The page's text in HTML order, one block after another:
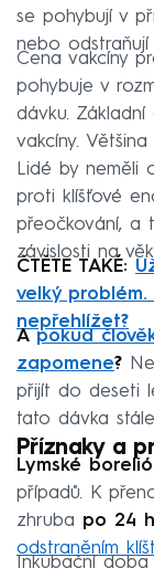
se pohybují v
nebo odstraňují
Cena vakcíny
pohybuje v
dávku.
vakcíny.
Lidé by neměli
proti klíšťové
přeočkování, a
závislosti na
ČTĚTE TAKÉ:
velký
nepřehlížet?
A pokud
zapomene?
přijít do deseti
tato dávka
Příznaky a
Lymské
případů. K
zhruba po 24
odstraněním
Inkubační